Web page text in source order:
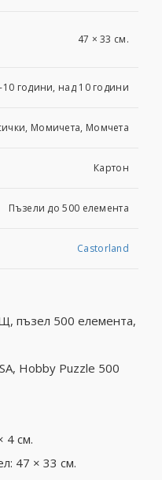
47 × 33 см.
10 години, над 10 години
Момичета, Момчета
Картон
Пъзели до 500 елемента
Castorland
пъзел 500 елемента,
Hobby Puzzle 500
4 см.
47 × 33 см.